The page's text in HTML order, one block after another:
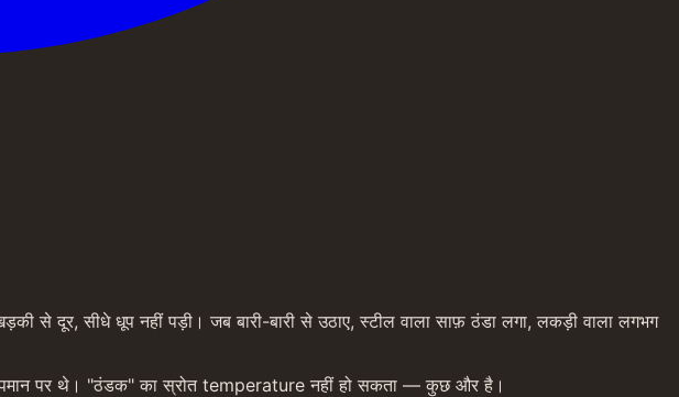
से दूर, सीधे धूप नहीं पड़ी। जब बारी-बारी से उठाए, स्टील वाला साफ़ ठंडा लगा, लकड़ी वाला लगभग
पर थे। "ठंडक" का स्रोत temperature नहीं हो सकता — कुछ और है।